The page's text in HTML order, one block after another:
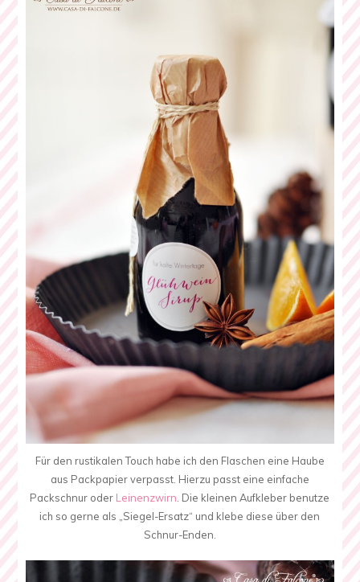
Für den rustikalen Touch habe ich den Flaschen eine Haube
aus Packpapier verpasst. Hierzu passt eine einfache
Packschnur oder Leinenzwirn . Die kleinen Aufkleber benutze
ich so gerne als „Siegel-Ersatz“ und klebe diese über den
Schnur-Enden.